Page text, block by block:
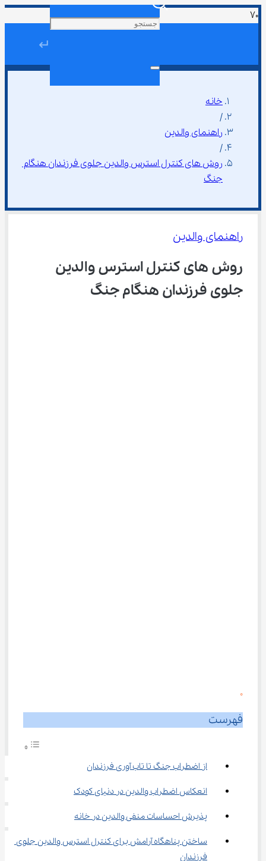
↵
خانه
/
راهنمای والدین
/
روش های کنترل استرس والدین جلوی فرزندان هنگام
جنگ
راهنمای والدین
روش های کنترل استرس والدین
جلوی فرزندان هنگام جنگ
0
فهرست
از اضطراب جنگ تا تاب ‌آوری فرزندان
انعکاس اضطراب والدین در دنیای کودک
پذیرش احساسات منفی والدین در خانه
ساختن پناهگاه آرامش برای کنترل استرس والدین جلوی
فرزندان